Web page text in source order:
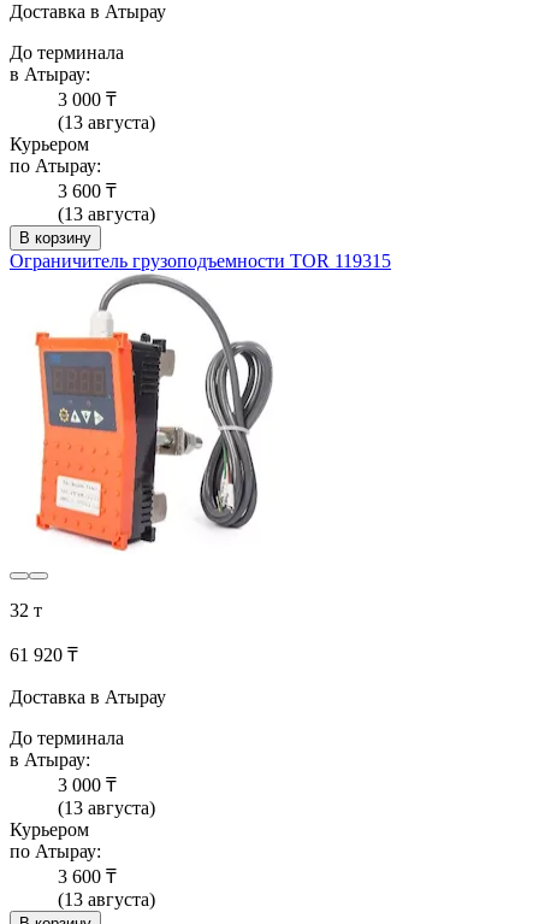
Доставка в Атырау
До терминала
в Атырау:
3 000 ₸
(13 августа)
Курьером
по Атырау:
3 600 ₸
(13 августа)
В корзину
Ограничитель грузоподъемности TOR 119315
32 т
61 920 ₸
Доставка в Атырау
До терминала
в Атырау:
3 000 ₸
(13 августа)
Курьером
по Атырау:
3 600 ₸
(13 августа)